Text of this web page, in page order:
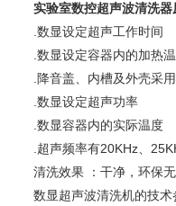
实验室数控超声波清洗器
.数显设定超声工作时间
.数显设定容器内的加热
.降音盖、内槽及外壳采
.数显设定超声功率
.数显容器内的实际温度
.超声频率有20KHz、
清洗效果 ：干净，环保
数显超声波清洗机的技术